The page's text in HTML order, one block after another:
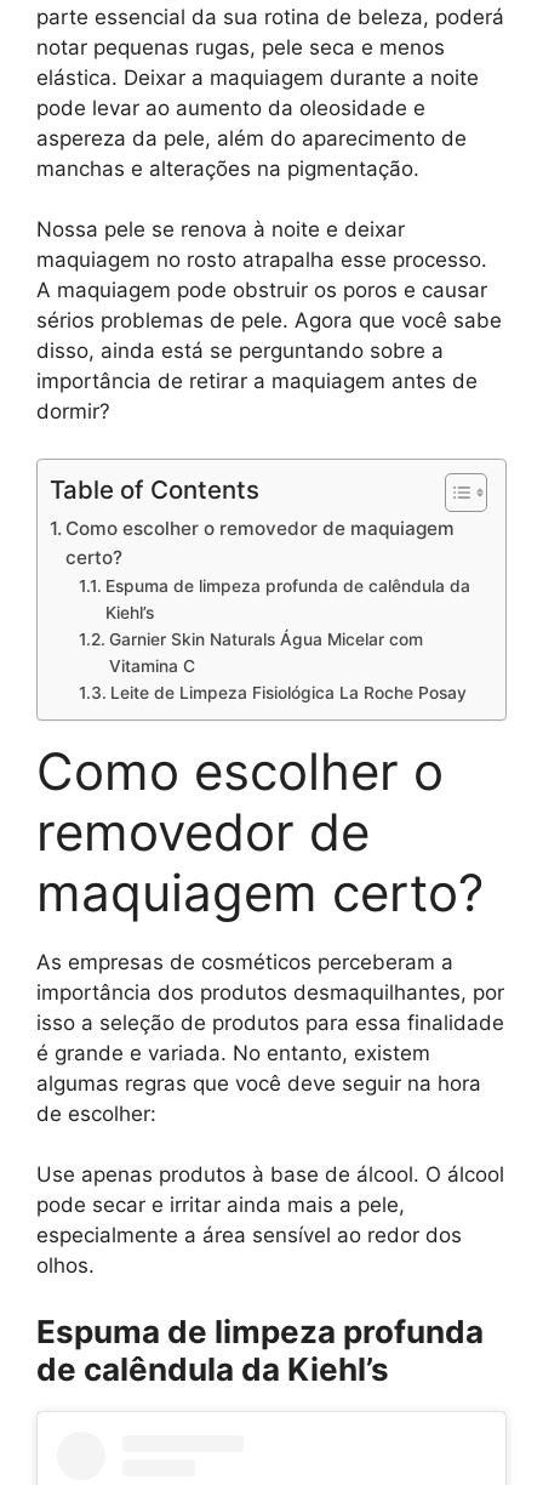
parte essencial da sua rotina de beleza, poderá
notar pequenas rugas, pele seca e menos
elástica. Deixar a maquiagem durante a noite
pode levar ao aumento da oleosidade e
aspereza da pele, além do aparecimento de
manchas e alterações na pigmentação.
Nossa pele se renova à noite e deixar
maquiagem no rosto atrapalha esse processo.
A maquiagem pode obstruir os poros e causar
sérios problemas de pele. Agora que você sabe
disso, ainda está se perguntando sobre a
importância de retirar a maquiagem antes de
dormir?
Table of Contents
Como escolher o removedor de maquiagem
certo?
Espuma de limpeza profunda de calêndula da
Kiehl’s
Garnier Skin Naturals Água Micelar com
Vitamina C
Leite de Limpeza Fisiológica La Roche Posay
Como escolher o
removedor de
maquiagem certo?
As empresas de cosméticos perceberam a
importância dos produtos desmaquilhantes, por
isso a seleção de produtos para essa finalidade
é grande e variada. No entanto, existem
algumas regras que você deve seguir na hora
de escolher:
Use apenas produtos à base de álcool. O álcool
pode secar e irritar ainda mais a pele,
especialmente a área sensível ao redor dos
olhos.
Espuma de limpeza profunda
de calêndula da Kiehl’s